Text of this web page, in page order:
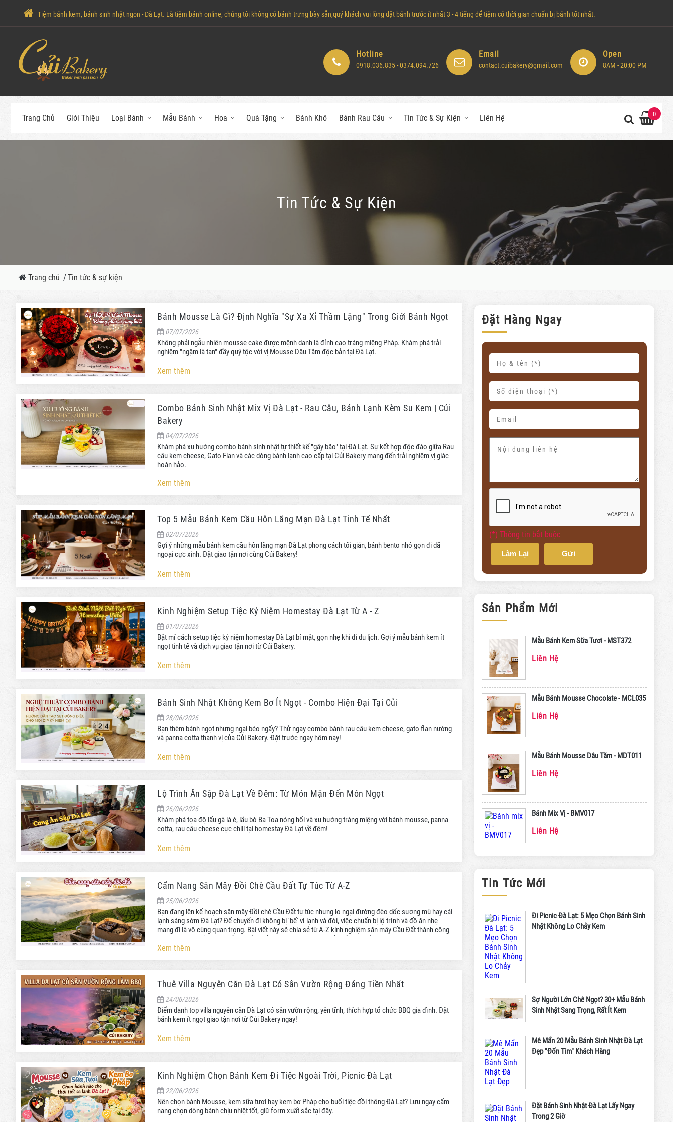
Tiệm bánh kem, bánh sinh nhật ngon - Đà Lạt. Là tiệm bánh online, chúng tôi không có bánh trưng bày sẵn,quý khách vui lòng đặt bánh trước ít nhất 3 - 4 tiếng để tiệm có thời gian chuẩn bị bánh tốt nhất.
Hotline
0918.036.835 - 0374.094.726
Email
contact.cuibakery@gmail.com
Open
8AM - 20:00 PM
Trang Chủ Giới Thiệu Loại Bánh Mẫu Bánh Hoa Quà Tặng Bánh Khô Bánh Rau Câu Tin Tức & Sự Kiện Liên Hệ 0
Tin Tức & Sự Kiện
Trang chủ /Tin tức & sự kiện
Bánh Mousse Là Gì? Định Nghĩa "Sự Xa Xỉ Thầm Lặng" Trong Giới Bánh Ngọt
07/07/2026
Không phải ngẫu nhiên mousse cake được mệnh danh là đỉnh cao tráng miệng Pháp. Khám phá trải
nghiệm "ngậm là tan" đầy quý tộc với vị Mousse Dâu Tằm độc bản tại Đà Lạt.
Xem thêm
Combo Bánh Sinh Nhật Mix Vị Đà Lạt - Rau Câu, Bánh Lạnh Kèm Su Kem | Củi
Bakery
04/07/2026
Khám phá xu hướng combo bánh sinh nhật tự thiết kế "gây bão" tại Đà Lạt. Sự kết hợp độc đáo giữa Rau
câu kem cheese, Gato Flan và các dòng bánh lạnh cao cấp tại Củi Bakery mang đến trải nghiệm vị giác
hoàn hảo.
Xem thêm
Top 5 Mẫu Bánh Kem Cầu Hôn Lãng Mạn Đà Lạt Tinh Tế Nhất
02/07/2026
Gợi ý những mẫu bánh kem cầu hôn lãng mạn Đà Lạt phong cách tối giản, bánh bento nhỏ gọn đi dã
ngoại cực xinh. Đặt giao tận nơi cùng Củi Bakery!
Xem thêm
Kinh Nghiệm Setup Tiệc Kỷ Niệm Homestay Đà Lạt Từ A - Z
01/07/2026
Bật mí cách setup tiệc kỷ niệm homestay Đà Lạt bí mật, gọn nhẹ khi đi du lịch. Gợi ý mẫu bánh kem ít
ngọt tinh tế và dịch vụ giao tận nơi từ Củi Bakery.
Xem thêm
Bánh Sinh Nhật Không Kem Bơ Ít Ngọt - Combo Hiện Đại Tại Củi
28/06/2026
Bạn thèm bánh ngọt nhưng ngại béo ngấy? Thử ngay combo bánh rau câu kem cheese, gato flan nướng
và panna cotta thanh vị của Củi Bakery. Đặt trước ngay hôm nay!
Xem thêm
Lộ Trình Ăn Sập Đà Lạt Về Đêm: Từ Món Mặn Đến Món Ngọt
26/06/2026
Khám phá tọa độ lẩu gà lá é, lẩu bò Ba Toa nóng hổi và xu hướng tráng miệng với bánh mousse, panna
cotta, rau câu cheese cực chill tại homestay Đà Lạt về đêm!
Xem thêm
Cẩm Nang Săn Mây Đồi Chè Cầu Đất Tự Túc Từ A-Z
25/06/2026
Bạn đang lên kế hoạch săn mây Đồi chè Cầu Đất tự túc nhưng lo ngại đường đèo dốc sương mù hay cái
lạnh sáng sớm Đà Lạt? Để chuyến đi không bị 'bể' vì lạnh và đói, việc chuẩn bị lộ trình và đồ ăn nhẹ
mang đi là vô cùng quan trọng. Bài viết này sẽ chia sẻ từ A-Z kinh nghiệm săn mây Cầu Đất thành công
Xem thêm
Thuê Villa Nguyên Căn Đà Lạt Có Sân Vườn Rộng Đáng Tiền Nhất
24/06/2026
Điểm danh top villa nguyên căn Đà Lạt có sân vườn rộng, yên tĩnh, thích hợp tổ chức BBQ gia đình. Đặt
bánh kem ít ngọt giao tận nơi từ Củi Bakery ngay!
Xem thêm
Kinh Nghiệm Chọn Bánh Kem Đi Tiệc Ngoài Trời, Picnic Đà Lạt
22/06/2026
Nên chọn bánh Mousse, kem sữa tươi hay kem bơ Pháp cho buổi tiệc đồi thông Đà Lạt? Lưu ngay cẩm
nang chọn dòng bánh chịu nhiệt tốt, giữ form xuất sắc tại đây.
Đặt Hàng Ngay
(*) Thông tin bắt buộc
Làm Lại Gửi
Sản Phẩm Mới
Mẫu Bánh Kem Sữa Tươi - MST372
Liên Hệ
Mẫu Bánh Mousse Chocolate - MCL035
Liên Hệ
Mẫu Bánh Mousse Dâu Tăm - MDT011
Liên Hệ
Bánh Mix Vị - BMV017
Liên Hệ
Tin Tức Mới
Đi Picnic Đà Lạt: 5 Mẹo Chọn Bánh Sinh
Nhật Không Lo Chảy Kem
Sợ Người Lớn Chê Ngọt? 30+ Mẫu Bánh
Sinh Nhật Sang Trọng, Rất Ít Kem
Mê Mẩn 20 Mẫu Bánh Sinh Nhật Đà Lạt
Đẹp "Đốn Tim" Khách Hàng
Đặt Bánh Sinh Nhật Đà Lạt Lấy Ngay
Trong 2 Giờ